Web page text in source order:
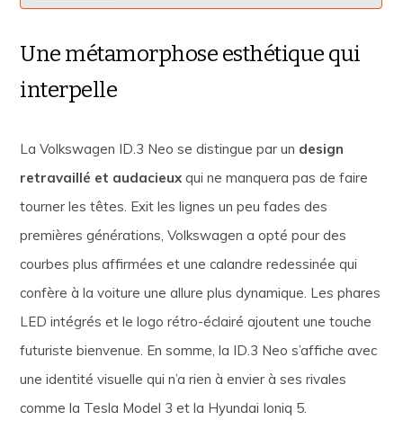
Une métamorphose esthétique qui
interpelle
La Volkswagen ID.3 Neo se distingue par un design
retravaillé et audacieux qui ne manquera pas de faire
tourner les têtes. Exit les lignes un peu fades des
premières générations, Volkswagen a opté pour des
courbes plus affirmées et une calandre redessinée qui
confère à la voiture une allure plus dynamique. Les phares
LED intégrés et le logo rétro-éclairé ajoutent une touche
futuriste bienvenue. En somme, la ID.3 Neo s’affiche avec
une identité visuelle qui n’a rien à envier à ses rivales
comme la Tesla Model 3 et la Hyundai Ioniq 5.